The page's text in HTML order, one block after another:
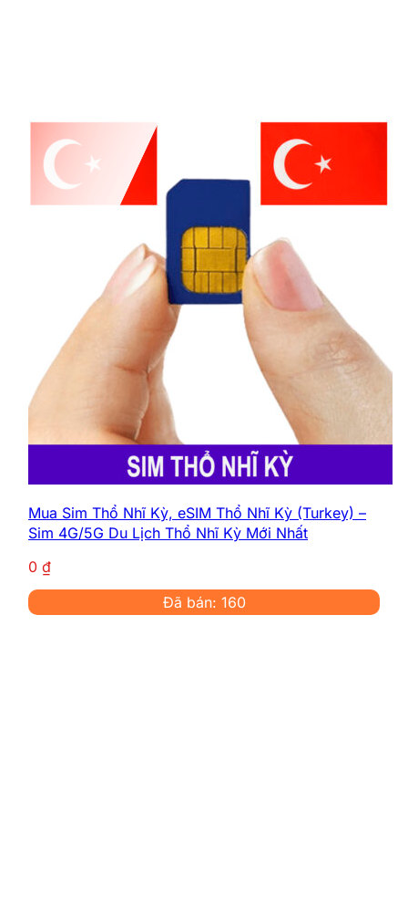
Mua Sim Thổ Nhĩ Kỳ, eSIM Thổ Nhĩ Kỳ (Turkey) –
Sim 4G/5G Du Lịch Thổ Nhĩ Kỳ Mới Nhất
0 ₫
Đã bán: 160